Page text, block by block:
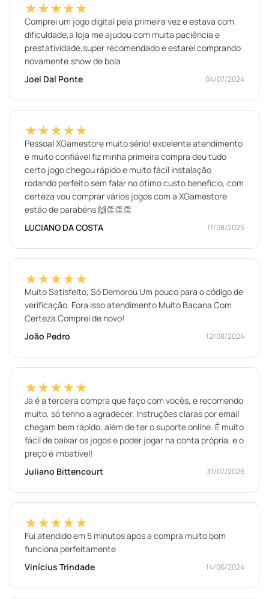
★★★★★
Comprei um jogo digital pela primeira vez e estava com
dificuldade,a loja me ajudou com muita paciência e
prestatividade,super recomendado e estarei comprando
novamente.show de bola
Joel Dal Ponte
04/07/2024
★★★★★
Pessoal XGamestore muito sério! excelente atendimento
e muito confiável fiz minha primeira compra deu tudo
certo jogo chegou rápido e muito fácil instalação
rodando perfeito sem falar no ótimo custo benefício, com
certeza vou comprar vários jogos com a XGamestore
estão de parabéns 🙌👏👏👏
LUCIANO DA COSTA
11/08/2025
★★★★★
Muito Satisfeito, Só Demorou Um pouco para o código de
verificação. Fora isso atendimento Muito Bacana Com
Certeza Comprei de novo!
João Pedro
12/08/2024
★★★★★
Já é a terceira compra que faço com vocês, e recomendo
muito, só tenho a agradecer. Instruções claras por email
chegam bem rápido, além de ter o suporte online. É muito
fácil de baixar os jogos e poder jogar na conta própria, e o
preço é imbatível!
Juliano Bittencourt
31/07/2026
★★★★★
Fui atendido em 5 minutos após a compra muito bom
funciona perfeitamente
Vinícius Trindade
14/06/2024